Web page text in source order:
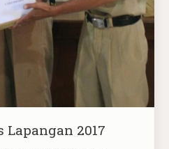
2017